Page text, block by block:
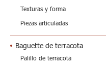
Texturas y forma
Piezas articuladas
Baguette de terracota
Palillo de terracota